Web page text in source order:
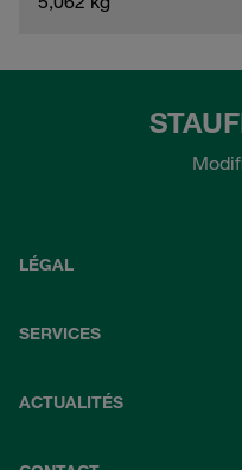
LÉGAL
SERVICES
ACTUALITÉS